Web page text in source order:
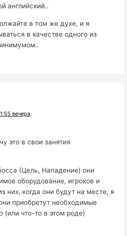
английский..
в том же духе, и я
в качестве одного из
вечера
это в свои занятия
(Цель, Нападение) они
оборудование, игроков и
них, когда они будут на месте, я
приобретут необходимые
(или что-то в этом роде)